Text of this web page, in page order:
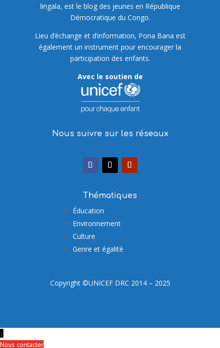
lingala, est le blog des jeunes en République
Démocratique du Congo.
Lieu d’échange et d’information, Pona Bana est
également un instrument pour encourager la
participation des enfants.
Avec le soutien de
Nous suivre sur les réseaux
Thématiques
Éducation
Environnement
Culture
Genre et égalité
Copyright ©UNICEF DRC 2014 – 2025
↓
Nous contacter